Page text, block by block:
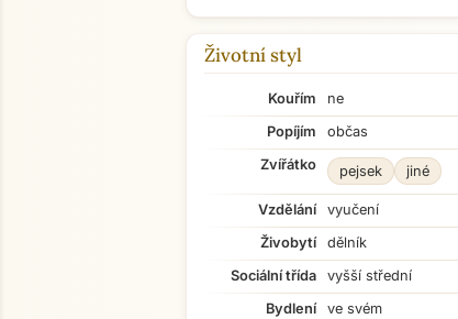
Životní styl
Kouřím
ne
Popíjím
občas
Zvířátko
pejsek jiné
Vzdělání
vyučení
Živobytí
dělník
Sociální třída
vyšší střední
Bydlení
ve svém